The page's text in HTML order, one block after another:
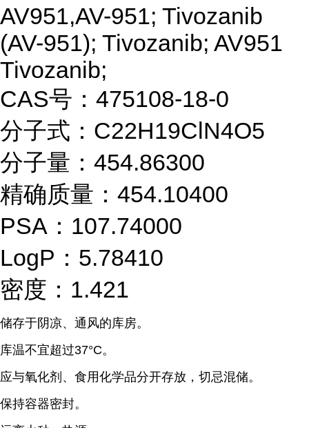
AV951,AV-951; Tivozanib
(AV-951); Tivozanib; AV951
Tivozanib;
CAS号：475108-18-0
分子式：C22H19ClN4O5
分子量：454.86300
精确质量：454.10400
PSA：107.74000
LogP：5.78410
密度：1.421
储存于阴凉、通风的库房。
库温不宜超过37°C。
应与氧化剂、食用化学品分开存放，切忌混储。
保持容器密封。